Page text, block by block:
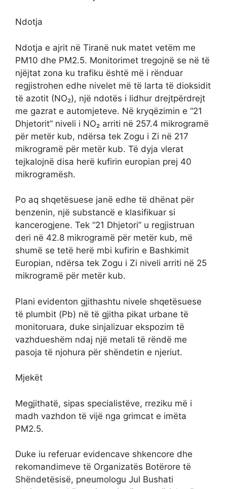
Ndotja
Ndotja e ajrit në Tiranë nuk matet vetëm me
PM10 dhe PM2.5. Monitorimet tregojnë se në të
njëjtat zona ku trafiku është më i rënduar
regjistrohen edhe nivelet më të larta të dioksidit
të azotit (NO₂), një ndotës i lidhur drejtpërdrejt
me gazrat e automjeteve. Në kryqëzimin e “21
Dhjetorit” niveli i NO₂ arriti në 257.4 mikrogramë
për metër kub, ndërsa tek Zogu i Zi në 217
mikrogramë për metër kub. Të dyja vlerat
tejkalojnë disa herë kufirin europian prej 40
mikrogramësh.
Po aq shqetësuese janë edhe të dhënat për
benzenin, një substancë e klasifikuar si
kancerogjene. Tek “21 Dhjetori” u regjistruan
deri në 42.8 mikrogramë për metër kub, më
shumë se tetë herë mbi kufirin e Bashkimit
Europian, ndërsa tek Zogu i Zi niveli arriti në 25
mikrogramë për metër kub.
Plani evidenton gjithashtu nivele shqetësuese
të plumbit (Pb) në të gjitha pikat urbane të
monitoruara, duke sinjalizuar ekspozim të
vazhdueshëm ndaj një metali të rëndë me
pasoja të njohura për shëndetin e njeriut.
Mjekët
Megjithatë, sipas specialistëve, rreziku më i
madh vazhdon të vijë nga grimcat e imëta
PM2.5.
Duke iu referuar evidencave shkencore dhe
rekomandimeve të Organizatës Botërore të
Shëndetësisë, pneumologu Jul Bushati